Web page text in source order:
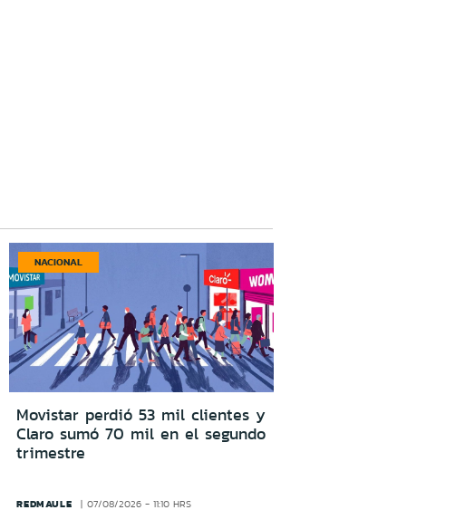
NACIONAL
Movistar perdió 53 mil clientes y
Claro sumó 70 mil en el segundo
trimestre
REDMAULE 07/08/2026 - 11:10 HRS